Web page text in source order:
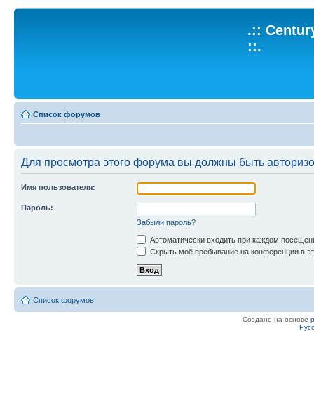
.::
::.
Список форумов
Для просмотра этого форума вы должны быть
Имя пользователя:
Пароль:
Забыли пароль?
Автоматически входить при каждом
Скрыть моё пребывание на конференции в
Список форумов
Создано на основе